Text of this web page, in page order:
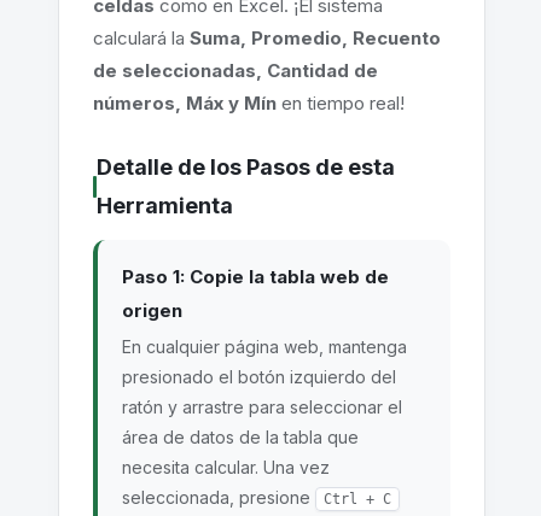
celdas como en Excel. ¡El sistema
calculará la Suma, Promedio, Recuento
de seleccionadas, Cantidad de
números, Máx y Mín en tiempo real!
Detalle de los Pasos de esta
Herramienta
Paso 1: Copie la tabla web de
origen
En cualquier página web, mantenga
presionado el botón izquierdo del
ratón y arrastre para seleccionar el
área de datos de la tabla que
necesita calcular. Una vez
seleccionada, presione
Ctrl + C